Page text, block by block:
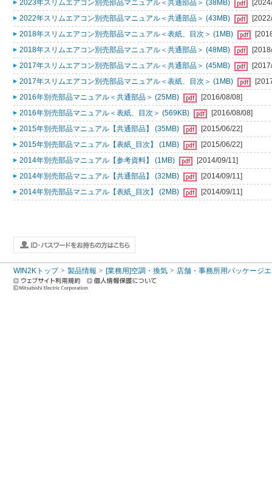
2023年スリムエアコン別売部品マニュアル＜共通部品＞ (38MB)
2022年スリムエアコン別売部品マニュアル＜共通部品＞ (43MB)
2018年スリムエアコン別売部品マニュアル＜表紙、目次＞ (1MB)
2018年スリムエアコン別売部品マニュアル＜共通部品＞ (48MB)
2017年スリムエアコン別売部品マニュアル＜共通部品＞ (45MB)
2017年スリムエアコン別売部品マニュアル＜表紙、目次＞ (1MB)
2016年別売部品マニュアル＜共通部品＞ (25MB)
[2016/08/08]
2016年別売部品マニュアル＜表紙、目次＞ (569KB)
[2016/08/08]
2015年別売部品マニュアル【共通部品】 (35MB)
[2015/06/22]
2015年別売部品マニュアル【表紙_目次】 (1MB)
[2015/06/22]
2014年別売部品マニュアル【参考資料】 (1MB)
[2014/09/11]
2014年別売部品マニュアル【共通部品】 (32MB)
[2014/09/11]
2014年別売部品マニュアル【表紙_目次】 (2MB)
[2014/09/11]
WIN2Kトップ 製品情報 [業務用]空調・換気 店舗・事務所用パッケージ